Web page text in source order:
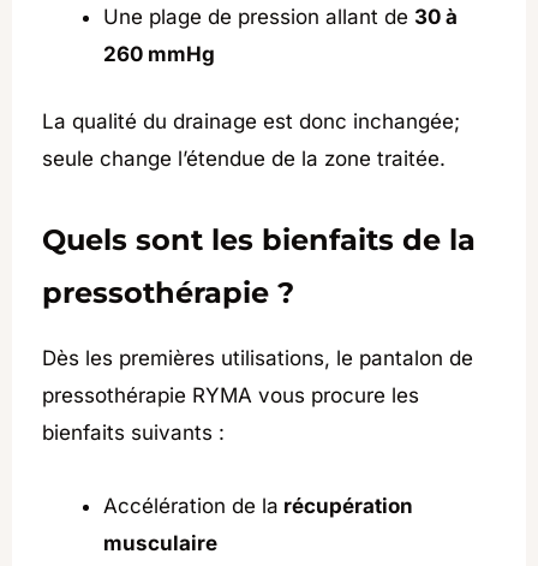
Une plage de pression allant de 30 à
260 mmHg
La qualité du drainage est donc inchangée;
seule change l’étendue de la zone traitée.
Quels sont les bienfaits de la
pressothérapie ?
Dès les premières utilisations, le pantalon de
pressothérapie RYMA vous procure les
bienfaits suivants :
Accélération de la récupération
musculaire